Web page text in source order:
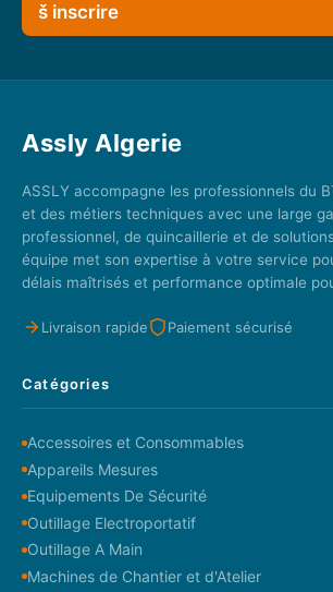
š inscrire
Assly Algerie
ASSLY accompagne les professionnels du
et des métiers techniques avec une large
professionnel, de quincaillerie et de
équipe met son expertise à votre service
délais maîtrisés et performance optimale
Livraison rapide Paiement sécurisé
Catégories
Accessoires et Consommables
Appareils Mesures
Equipements De Sécurité
Outillage Electroportatif
Outillage A Main
Machines de Chantier et d'Atelier